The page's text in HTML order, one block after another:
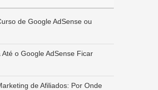
de Google AdSense ou
o Google AdSense Ficar
de Afiliados: Por Onde